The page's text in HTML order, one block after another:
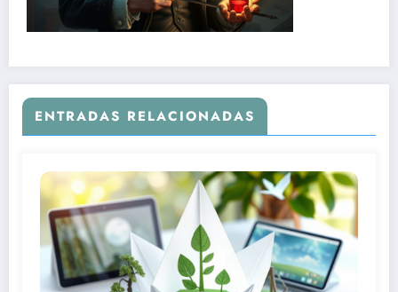
ENTRADAS RELACIONADAS